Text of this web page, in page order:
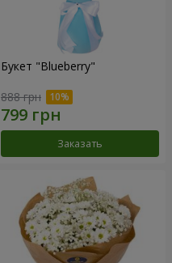
Букет "Blueberry"
888 грн
Заказать